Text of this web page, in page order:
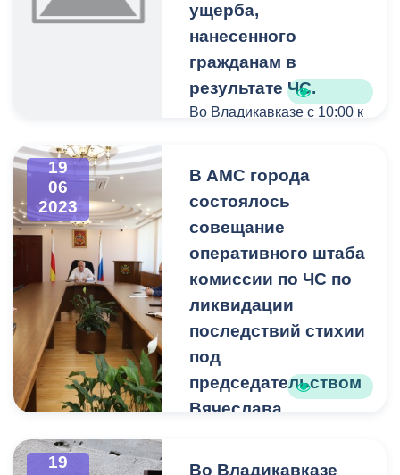
ущерба,
нанесенного
гражданам в
результате ЧС.
Во Владикавказе с 10:00 к
определению ущерба,
нанесенного гражданам в
результате ЧС.
пострадавшее
домовладение. По
соответствующей форме
будут составлены акты с
фото и видео
Участники рабочих групп
19
06
2023
В АМС города
состоялось
совещание
оперативного штаба
комиссии по ЧС по
ликвидации
последствий стихии
под
председательством
Вячеслава
19
Во Владикавказе